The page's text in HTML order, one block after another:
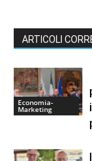
ARTICOLI
Economia-
Marketing